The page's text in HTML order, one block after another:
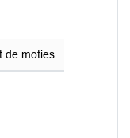
de moties